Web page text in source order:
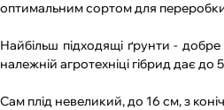
оптимальним сортом для
Найбільш підходящі ґрунти -
належній агротехніці гібрид дає до
Сам плід невеликий, до 16 см, з